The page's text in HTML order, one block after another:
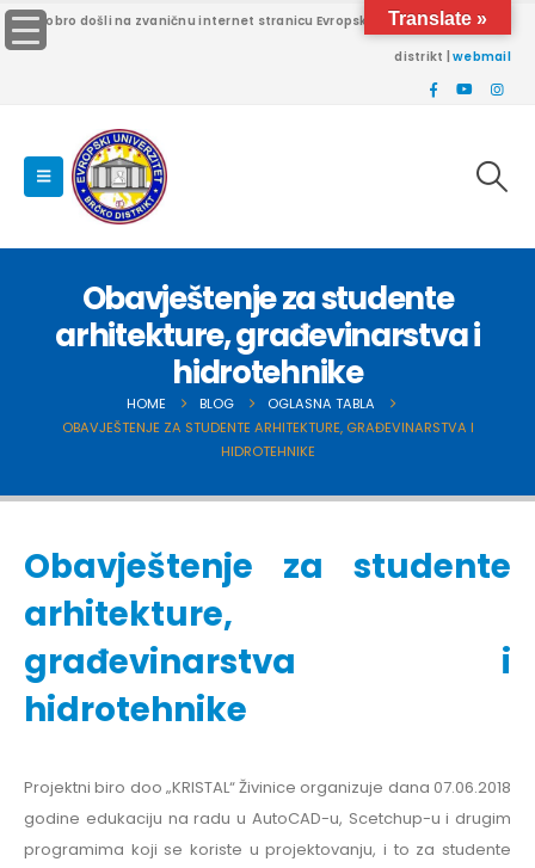
Dobro došli na zvaničnu internet stranicu Evropskog univerziteta Brčko
distrikt |webmail
Obavještenje za studente
arhitekture, građevinarstva i
hidrotehnike
HOME BLOG
OGLASNA TABLA
OBAVJEŠTENJE ZA STUDENTE ARHITEKTURE, GRAĐEVINARSTVA I
HIDROTEHNIKE
Obavještenje za studente
arhitekture,
građevinarstva i
hidrotehnike
Projektni biro doo „KRISTAL“ Živinice organizuje dana 07.06.2018
godine edukaciju na radu u AutoCAD-u, Scetchup-u i drugim
programima koji se koriste u projektovanju, i to za studente
Translate »